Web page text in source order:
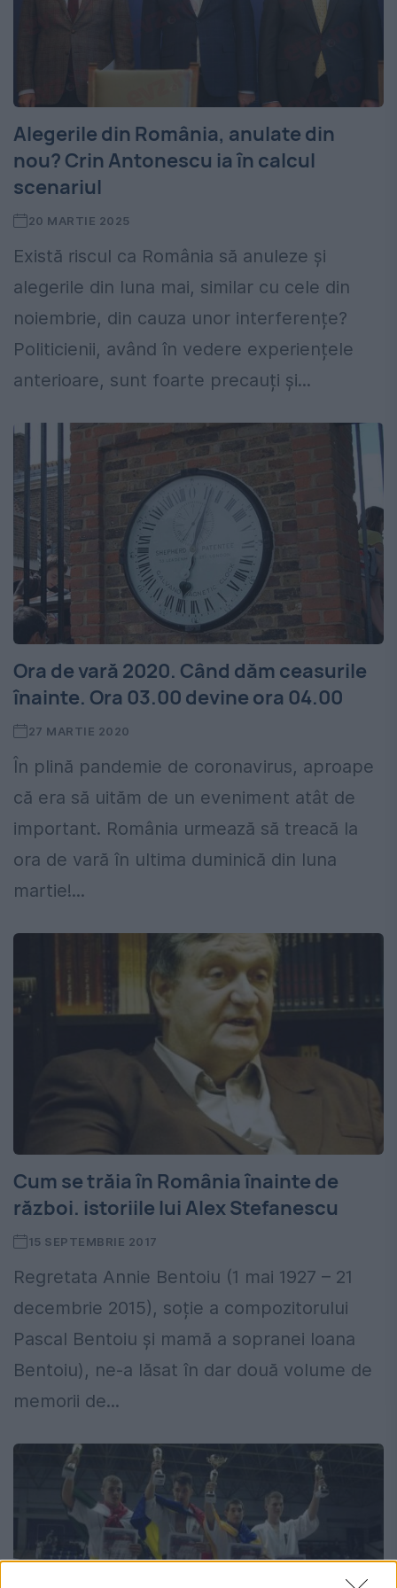
Alegerile din România, anulate din
nou? Crin Antonescu ia în calcul
scenariul
20 MARTIE 2025
Există riscul ca România să anuleze și
alegerile din luna mai, similar cu cele din
noiembrie, din cauza unor interferențe?
Politicienii, având în vedere experiențele
anterioare, sunt foarte precauți și...
Ora de vară 2020. Când dăm ceasurile
înainte. Ora 03.00 devine ora 04.00
27 MARTIE 2020
În plină pandemie de coronavirus, aproape
că era să uităm de un eveniment atât de
important. România urmează să treacă la
ora de vară în ultima duminică din luna
martie!...
Cum se trăia în România înainte de
război. istoriile lui Alex Stefanescu
15 SEPTEMBRIE 2017
Regretata Annie Bentoiu (1 mai 1927 – 21
decembrie 2015), soție a compozitorului
Pascal Bentoiu și mamă a sopranei Ioana
Bentoiu), ne-a lăsat în dar două volume de
memorii de...